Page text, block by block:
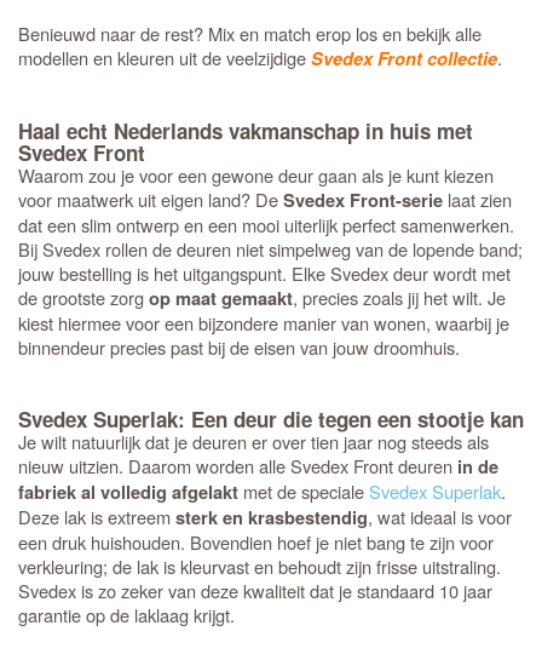
Benieuwd naar de rest? Mix en match erop los en bekijk alle
modellen en kleuren uit de veelzijdigeSvedex Front collectie.
Haal echt Nederlands vakmanschap in huis met
Svedex Front
Waarom zou je voor een gewone deur gaan als je kunt kiezen
voor maatwerk uit eigen land? DeSvedex Front-serie laat zien
dat een slim ontwerp en een mooi uiterlijk perfect samenwerken.
Bij Svedex rollen de deuren niet simpelweg van de lopende band;
jouw bestelling is het uitgangspunt. Elke Svedex deur wordt met
de grootste zorgop maat gemaakt, precies zoals jij het wilt. Je
kiest hiermee voor een bijzondere manier van wonen, waarbij je
binnendeur precies past bij de eisen van jouw droomhuis.
Svedex Superlak: Een deur die tegen een stootje kan
Je wilt natuurlijk dat je deuren er over tien jaar nog steeds als
nieuw uitzien. Daarom worden alle Svedex Front deuren in de
fabriek al volledig afgelakt met de specialeSvedex Superlak.
Deze lak is extreemsterk en krasbestendig, wat ideaal is voor
een druk huishouden. Bovendien hoef je niet bang te zijn voor
verkleuring; de lak is kleurvast en behoudt zijn frisse uitstraling.
Svedex is zo zeker van deze kwaliteit dat je standaard 10 jaar
garantie op de laklaag krijgt.